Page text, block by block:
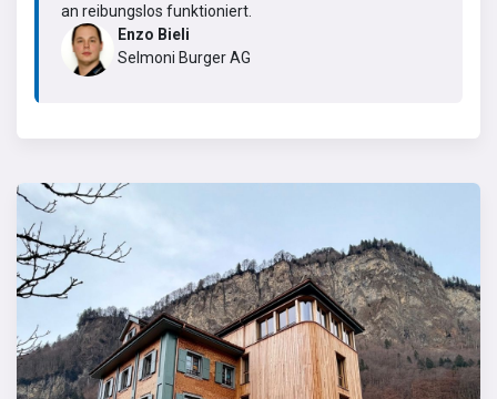
an reibungslos funktioniert.
Enzo Bieli
Selmoni Burger AG